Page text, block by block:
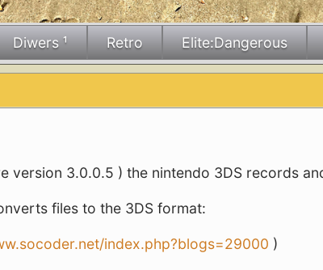
Diwers ¹ Retro Elite:Dangerous
version 3.0.0.5 ) the nintendo 3DS records
files to the 3DS format:
index.php?blogs=29000 )